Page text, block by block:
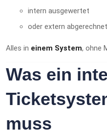
intern ausgewertet
oder extern
Alles in einem System, ohne
Was ein
muss